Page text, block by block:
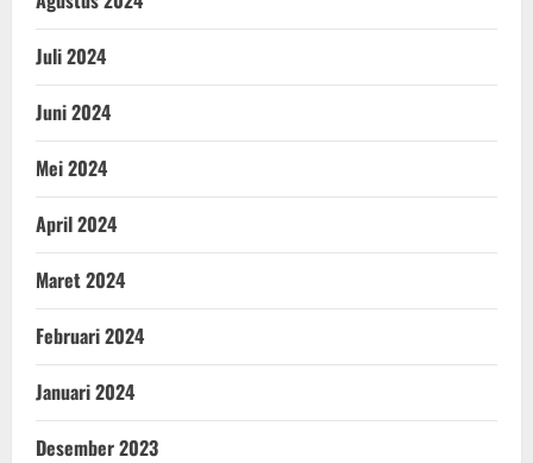
Juli 2024
Juni 2024
Mei 2024
April 2024
Maret 2024
Februari 2024
Januari 2024
Desember 2023